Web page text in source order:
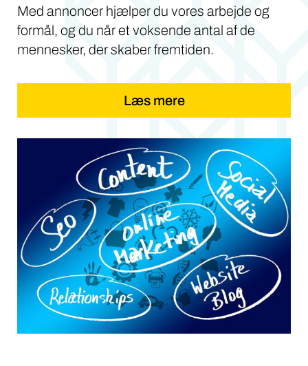
Med annoncer hjælper du vores arbejde og
formål, og du når et voksende antal af de
mennesker, der skaber fremtiden.
Læs mere